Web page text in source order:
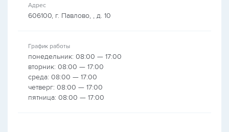
Адрес
606100, г. Павлово, , д. 10
График работы
понедельник: 08:00 — 17:00
вторник: 08:00 — 17:00
среда: 08:00 — 17:00
четверг: 08:00 — 17:00
пятница: 08:00 — 17:00